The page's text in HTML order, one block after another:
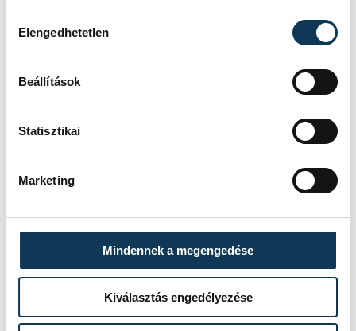
Elengedhetetlen
Beállítások
Statisztikai
Marketing
Mindennek a megengedése
Kiválasztás engedélyezése